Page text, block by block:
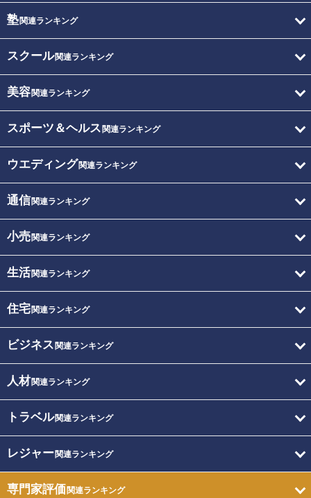
塾関連ランキング
スクール関連ランキング
美容関連ランキング
スポーツ＆ヘルス 関連ランキング
ウエディング関連ランキング
通信関連ランキング
小売関連ランキング
生活関連ランキング
住宅関連ランキング
ビジネス 関連ランキング
人材関連ランキング
トラベル関連ランキング
レジャー関連ランキング
専門家評価関連ランキング